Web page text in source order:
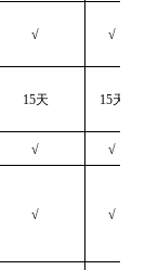
√ √
15天 15天
√ √
√ √